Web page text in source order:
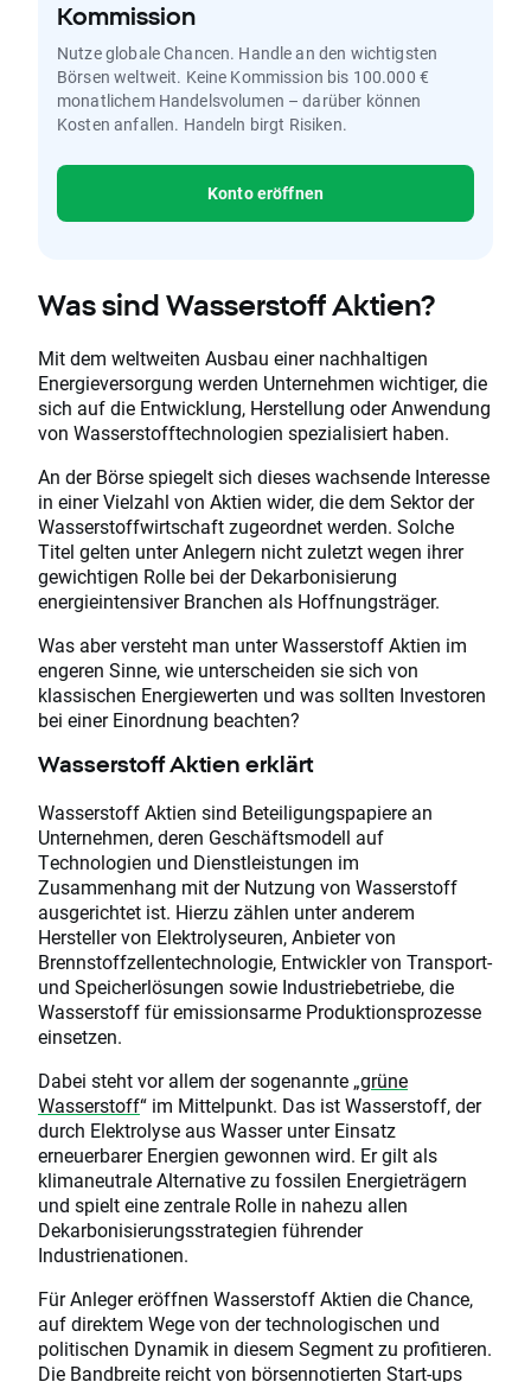
Kommission
Nutze globale Chancen. Handle an den wichtigsten
Börsen weltweit. Keine Kommission bis 100.000 €
monatlichem Handelsvolumen – darüber können
Kosten anfallen. Handeln birgt Risiken.
Konto eröffnen
Was sind Wasserstoff Aktien?
Mit dem weltweiten Ausbau einer nachhaltigen
Energieversorgung werden Unternehmen wichtiger, die
sich auf die Entwicklung, Herstellung oder Anwendung
von Wasserstofftechnologien spezialisiert haben.
An der Börse spiegelt sich dieses wachsende Interesse
in einer Vielzahl von Aktien wider, die dem Sektor der
Wasserstoffwirtschaft zugeordnet werden. Solche
Titel gelten unter Anlegern nicht zuletzt wegen ihrer
gewichtigen Rolle bei der Dekarbonisierung
energieintensiver Branchen als Hoffnungsträger.
Was aber versteht man unter Wasserstoff Aktien im
engeren Sinne, wie unterscheiden sie sich von
klassischen Energiewerten und was sollten Investoren
bei einer Einordnung beachten?
Wasserstoff Aktien erklärt
Wasserstoff Aktien sind Beteiligungspapiere an
Unternehmen, deren Geschäftsmodell auf
Technologien und Dienstleistungen im
Zusammenhang mit der Nutzung von Wasserstoff
ausgerichtet ist. Hierzu zählen unter anderem
Hersteller von Elektrolyseuren, Anbieter von
Brennstoffzellentechnologie, Entwickler von Transport-
und Speicherlösungen sowie Industriebetriebe, die
Wasserstoff für emissionsarme Produktionsprozesse
einsetzen.
Dabei steht vor allem der sogenannte „grüne
Wasserstoff“ im Mittelpunkt. Das ist Wasserstoff, der
durch Elektrolyse aus Wasser unter Einsatz
erneuerbarer Energien gewonnen wird. Er gilt als
klimaneutrale Alternative zu fossilen Energieträgern
und spielt eine zentrale Rolle in nahezu allen
Dekarbonisierungsstrategien führender
Industrienationen.
Für Anleger eröffnen Wasserstoff Aktien die Chance,
auf direktem Wege von der technologischen und
politischen Dynamik in diesem Segment zu profitieren.
Die Bandbreite reicht von börsennotierten Start-ups